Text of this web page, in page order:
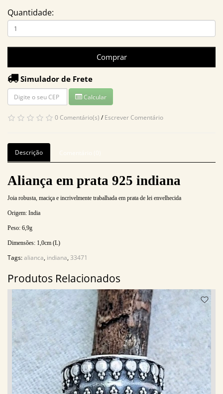
Quantidade:
Comprar
Simulador de Frete
Calcular
0 Comentário(s) /Escrever Comentário
Descrição
Aliança em prata 925 indiana
Joia robusta, maciça e incrivelmente trabalhada em prata de lei envelhecida
Origem: India
Peso: 6,9g
Dimensões: 1,0cm (L)
Tags:alianca, indiana,33471
Produtos Relacionados